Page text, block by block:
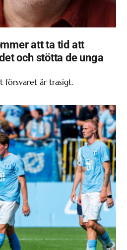
att ta tid att
och stötta de unga
försvaret är trasigt.